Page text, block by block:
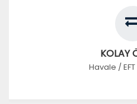
KOLAY
Havale /